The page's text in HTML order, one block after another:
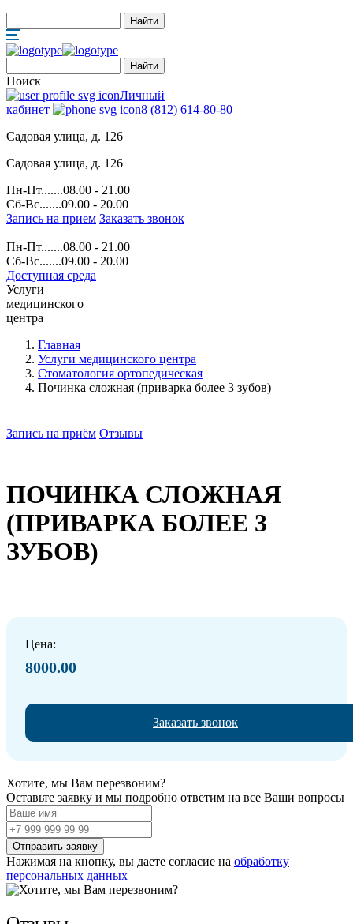
Поиск
Личный
кабинет
8 (812) 614-80-80
Садовая улица, д. 126
Садовая улица, д. 126
Пн-Пт.......08.00 - 21.00
Сб-Вс.......09.00 - 20.00
Запись на прием Заказать звонок
Пн-Пт.......08.00 - 21.00
Сб-Вс.......09.00 - 20.00
Доступная среда
Услуги
медицинского
центра
Главная
Услуги медицинского центра
Стоматология ортопедическая
Починка сложная (приварка более 3 зубов)
ПОЧИНКА СЛОЖНАЯ
(ПРИВАРКА БОЛЕЕ 3
ЗУБОВ)
Запись на приём Отзывы
Цена:
8000.00
Заказать звонок
Хотите, мы Вам перезвоним?
Оставьте заявку и мы подробно ответим на все Ваши вопросы
Нажимая на кнопку, вы даете согласие на обработку
персональных данных